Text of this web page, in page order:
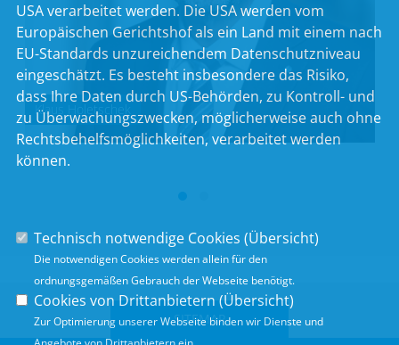
Klaus Holetschek
SITEMAP
USA verarbeitet werden. Die USA werden vom
Europäischen Gerichtshof als ein Land mit einem nach
EU-Standards unzureichendem Datenschutzniveau
eingeschätzt. Es besteht insbesondere das Risiko,
dass Ihre Daten durch US-Behörden, zu Kontroll- und
zu Überwachungszwecken, möglicherweise auch ohne
Rechtsbehelfsmöglichkeiten, verarbeitet werden
können.
Technisch notwendige Cookies (Übersicht)
Die notwendigen Cookies werden allein für den
ordnungsgemäßen Gebrauch der Webseite benötigt.
Cookies von Drittanbietern (Übersicht)
Zur Optimierung unserer Webseite binden wir Dienste und